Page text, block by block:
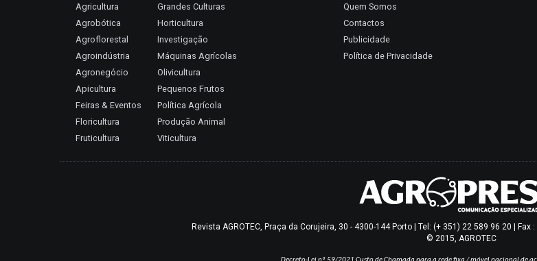
Agricultura
Agrobótica
Agroflorestal
Agroindústria
Agronegócio
Apicultura
Feiras & Eventos
Floricultura
Fruticultura
Grandes Culturas
Horticultura
Investigação
Máquinas Agrícolas
Olivicultura
Pequenos Frutos
Política Agrícola
Produção Animal
Viticultura
Quem Somos
Contactos
Publicidade
Política de Privacidade
Revista AGROTEC, Praça da Corujeira, 30 - 4300-144 Porto | Tel: (+ 351) 22 589 96 20 |
© 2015, AGROTEC